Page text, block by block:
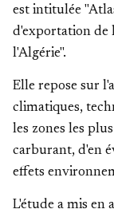
est intitulée
d'exportation de
l'Algérie".
Elle repose sur
climatiques,
les zones les
carburant, d'en
effets
L'étude a mis en